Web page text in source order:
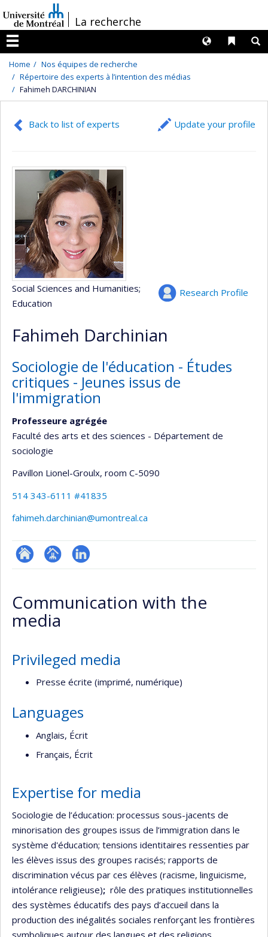
au
contenu
/La recherche
Menu
Liens
Langues
Home
Nos équipes de recherche
Répertoire des experts à l’intention des médias
Fahimeh DARCHINIAN
Back to list of experts Update your profile
Research Profile
Social Sciences and Humanities;
Education
Fahimeh Darchinian
Sociologie de l'éducation - Études
critiques - Jeunes issus de
l'immigration
Professeure agrégée
Faculté des arts et des sciences - Département de
sociologie
Pavillon Lionel-Groulx, room C-5090
514 343-6111 #41835
fahimeh.darchinian@umontreal.ca
ResearchGate
Page
(faculté,département,école)
LinkedIn
Communication with the
media
Privileged media
Presse écrite (imprimé, numérique)
Languages
Anglais, Écrit
Français, Écrit
Expertise for media
Sociologie de l’éducation: processus sous-jacents de
minorisation des groupes issus de l’immigration dans le
système d'éducation; tensions identitaires ressenties par
les élèves issus des groupes racisés; rapports de
discrimination vécus par ces élèves (racisme, linguicisme,
intolérance religieuse); rôle des pratiques institutionnelles
des systèmes éducatifs des pays d’accueil dans la
production des inégalités sociales renforçant les frontières
symboliques autour des langues et des religions.